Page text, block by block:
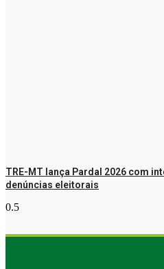
TRE-MT lança Pardal 2026 com
denúncias eleitorais